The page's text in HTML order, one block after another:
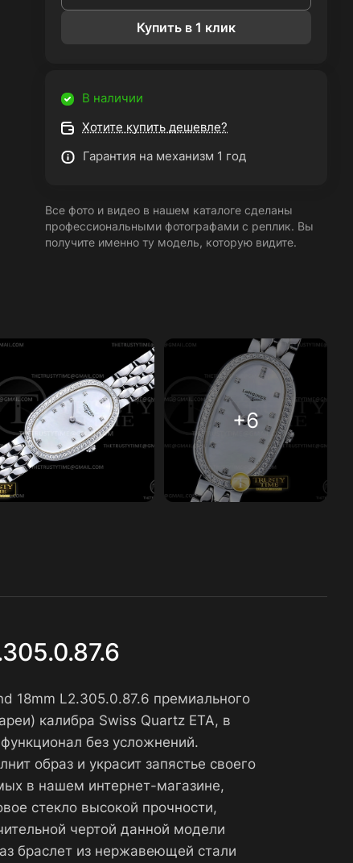
Купить в 1 клик
В наличии
Хотите купить дешевле?
Гарантия на механизм 1 год
Все фото и видео в нашем каталоге сделаны
профессиональными фотографами с реплик. Вы
получите именно ту модель, которую видите.
18mm L2.305.0.87.6 премиального
калибра Swiss Quartz ETA, в
без усложнений.
образ и украсит запястье своего
в нашем интернет-магазине,
стекло высокой прочности,
чертой данной модели
браслет из нержавеющей стали